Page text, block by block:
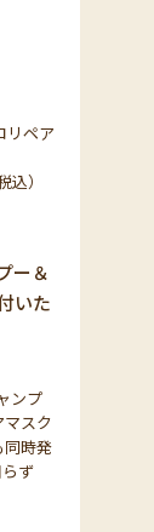
リペア
）
ー＆
いた
ンプ
スク
時発
ず